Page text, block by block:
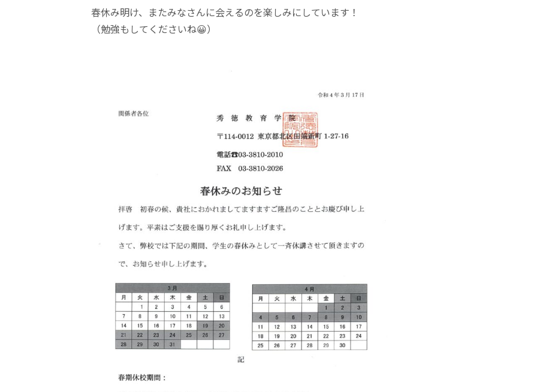
春休み明け、またみなさんに会えるのを楽しみにしています！
（勉強もしてくださいね😀）